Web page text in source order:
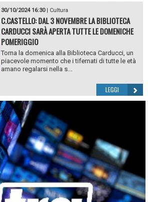
30/10/2024 16:30| Cultura
C.CASTELLO: DAL 3 NOVEMBRE LA BIBLIOTECA
CARDUCCI SARÀ APERTA TUTTE LE DOMENICHE
POMERIGGIO
Torna la domenica alla Biblioteca Carducci, un
piacevole momento che i tifernati di tutte le età
amano regalarsi nella s...
LEGGI